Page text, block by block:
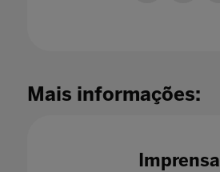
Mais informações:
Imprensa